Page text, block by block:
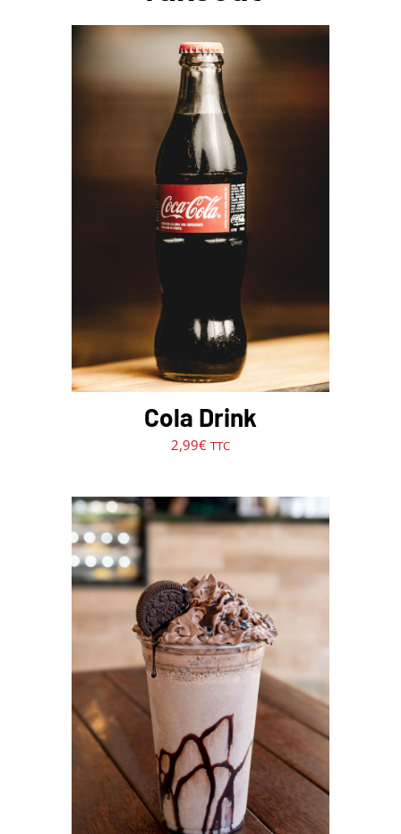
AJOUTER AU PANIER /
Cola Drink
2,99€ TTC
AJOUTER AU PANIER DÉTAILS